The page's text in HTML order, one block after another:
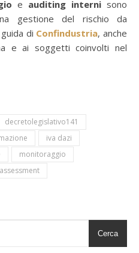
e auditing interni sono
gestione del rischio da
di Confindustria, anche
e ai soggetti coinvolti nel
decretolegislativo141
iva dazi
monitoraggio
Cerca